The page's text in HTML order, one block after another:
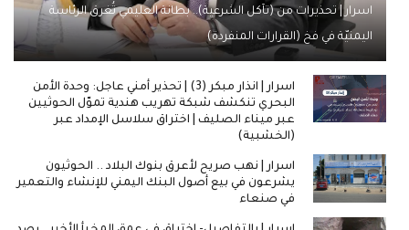
اسرار | تحذيرات من (تآكل الشرعية).. بطانة العليمي تُغرق الرئاسة
اليمنيّة في فخ (القرارات المنفردة)
اسرار | انذار مبكر (3) | تحذير أمني عاجل: وحدة الأمن
البحري تنكشف شبكة تهريب هندية تموّل الحوثيين
عبر ميناء الصليف | اختراق سلاسل الإمداد عبر
(الخشبية)
اسرار | نهب صريح لأعرق بنوك البلاد .. الحوثيون
يشرعون في بيع أصول البنك اليمني للإنشاء والتعمير
في صنعاء